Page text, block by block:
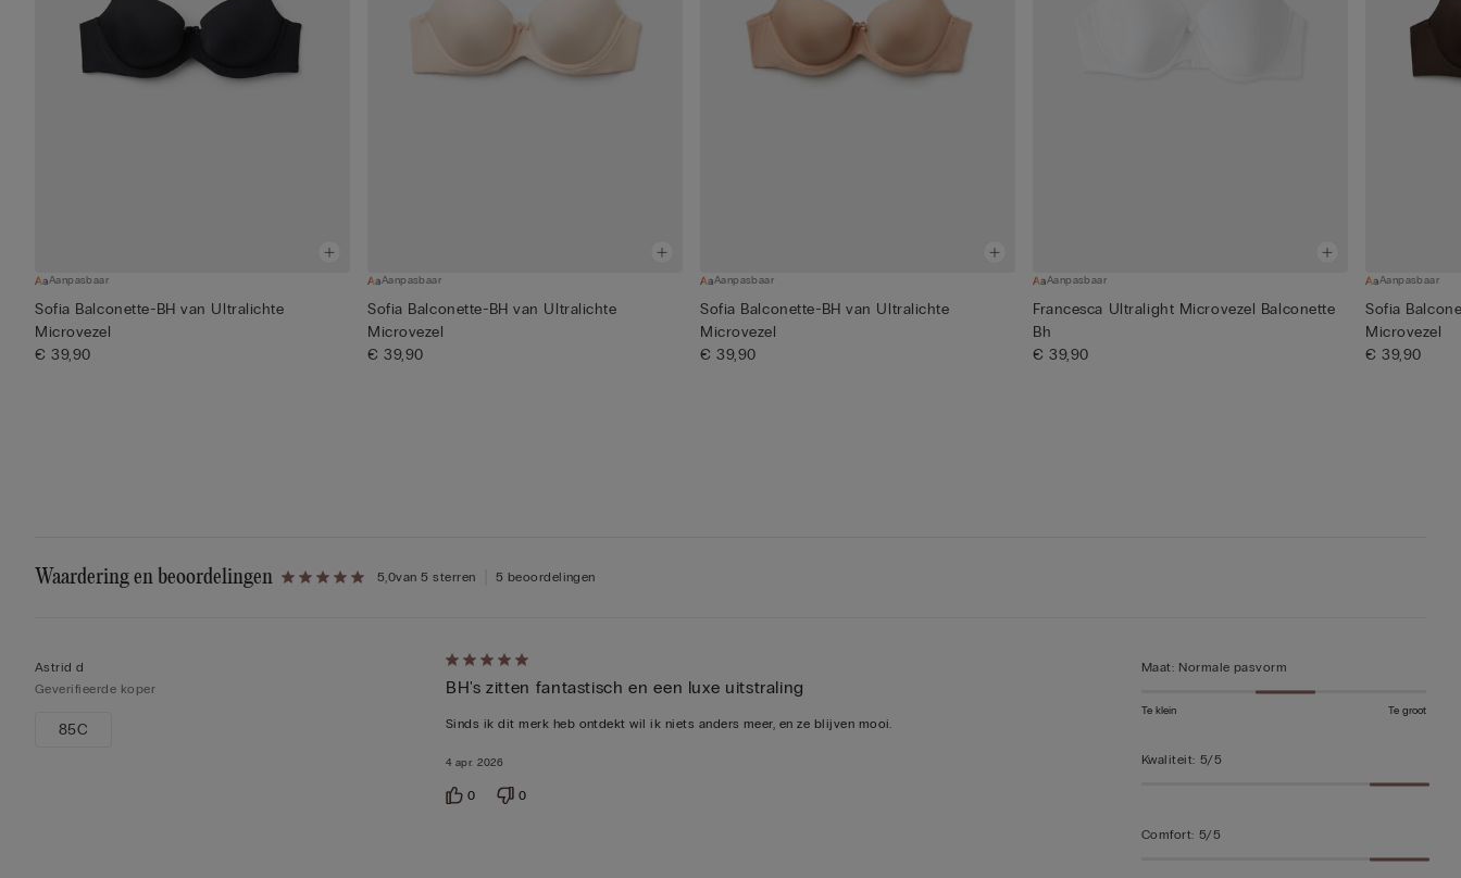
Aanpasbaar
Sofia Balconette-BH van Ultralichte
Microvezel
€ 39,90
Aanpasbaar
Sofia Balconette-BH van Ultralichte
Microvezel
€ 39,90
Aanpasbaar
Sofia Balconette-BH van Ultralichte
Microvezel
€ 39,90
Aanpasbaar
Francesca Ultralight Microvezel Balconette
Bh
€ 39,90
Aanpasbaar
Sofia
Microvezel
€ 39,90
Waardering en beoordelingen 5,0van 5 sterren 5 beoordelingen
Astrid d
Geverifieerde koper
85C
5
op
5
BH's zitten fantastisch en een luxe uitstraling
Sinds ik dit merk heb ontdekt wil ik niets anders meer, en ze blijven mooi.
4 apr. 2026
0 0
Maat: Normale pasvorm
Te klein Te groot
Kwaliteit: 5/5
Comfort: 5/5